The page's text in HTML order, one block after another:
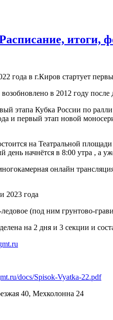
итоги,
года в г.Киров стартует
в 2012 году
этапа Кубка России по
и первый этап новой
на Театральной
день начнётся в 8:00 утра , а
онлайн
2023 года
(под ним грунтово-
на 2 дня и 3 секции и
docs/Spisok-Vyatka-22.pdf
40, Мехколонна 24